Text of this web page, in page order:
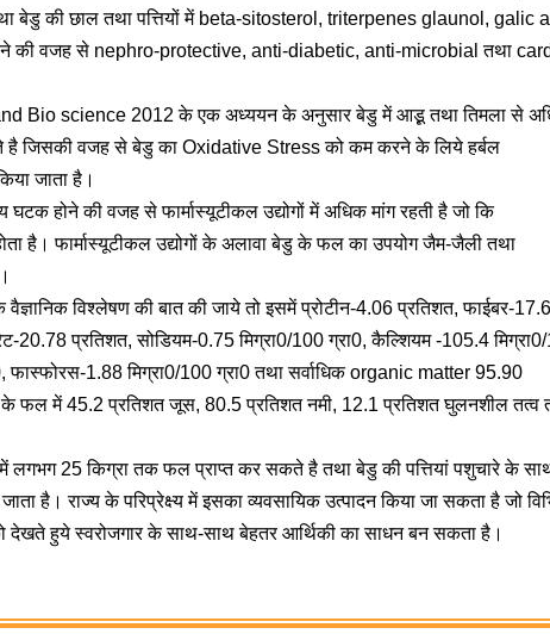
बेडु की छाल तथा पत्तियों में beta-sitosterol, triterpenes glaunol, galic
की वजह से nephro-protective, anti-diabetic, anti-microbial तथा
Bio science 2012 के एक अध्ययन के अनुसार बेडु में आडू़ तथा तिमला से
है जिसकी वजह से बेडु का Oxidative Stress को कम करने के लिये हर्बल
जाता है।
होने की वजह से फार्मास्यूटीकल उद्योगों में अधिक मांग रहती है जो कि
है। फार्मास्यूटीकल उद्योगों के अलावा बेडु के फल का उपयोग जैम-जैली तथा
विश्लेषण की बात की जाये तो इसमें प्रोटीन-4.06 प्रतिशत, फाईबर-
20.78 प्रतिशत, सोडियम-0.75 मिग्रा0/100 ग्रा0, कैल्शियम -105.4
फास्फोरस-1.88 मिग्रा0/100 ग्रा0 तथा सर्वाधिक organic matter 95.90
फल में 45.2 प्रतिशत जूस, 80.5 प्रतिशत नमी, 12.1 प्रतिशत घुलनशील तत्व
25 किग्रा तक फल प्राप्त कर सकते है तथा बेडु की पत्तियां पशुचारे के
है। राज्य के परिप्रेक्ष्य में इसका व्यवसायिक उत्पादन किया जा सकता है जो
देखते हुये स्वरोजगार के साथ-साथ बेहतर आर्थिकी का साधन बन सकता है।